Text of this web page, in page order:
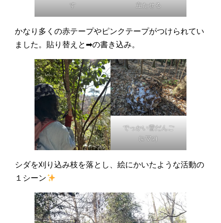
す
立たせる
かなり多くの赤テープやピンクテープがつけられてい
ました。貼り替えと➡の書き込み。
でっかい雪だんご
(≧▽≦)
シダを刈り込み枝を落とし、絵にかいたような活動の
１シーン